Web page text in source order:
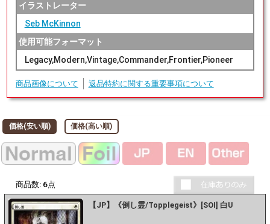
イラストレーター
Seb McKinnon
使用可能フォーマット
Legacy,Modern,Vintage,Commander,Frontier,Pioneer
商品画像について 返品特約に関する重要事項について
価格(安い順) 価格(高い順)
商品数: 6点
【JP】《倒し霊/Topplegeist》[SOI] 白U